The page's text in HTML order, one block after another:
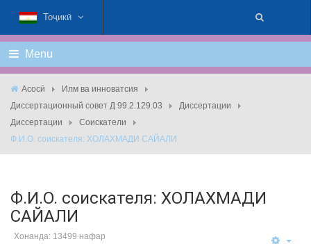
Тоҷикӣ
Menu
Асосӣ
Илм ва инноватсия
Диссертационный совет Д 99.2.129.03
Диссертации
Диссертации
Соискатели
Ф.И.О. соискателя: ХОЛАХМАДИ САЙАЛИ
Ф.И.О. соискателя: ХОЛАХМАДИ
САЙАЛИ
Хонанда: 13499 нафар